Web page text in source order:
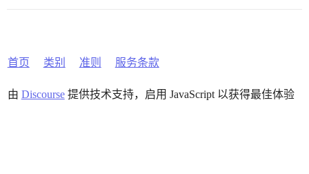
首页 类别 准则 服务条款
由 Discourse提供技术支持，启用 JavaScript 以获得最佳体验